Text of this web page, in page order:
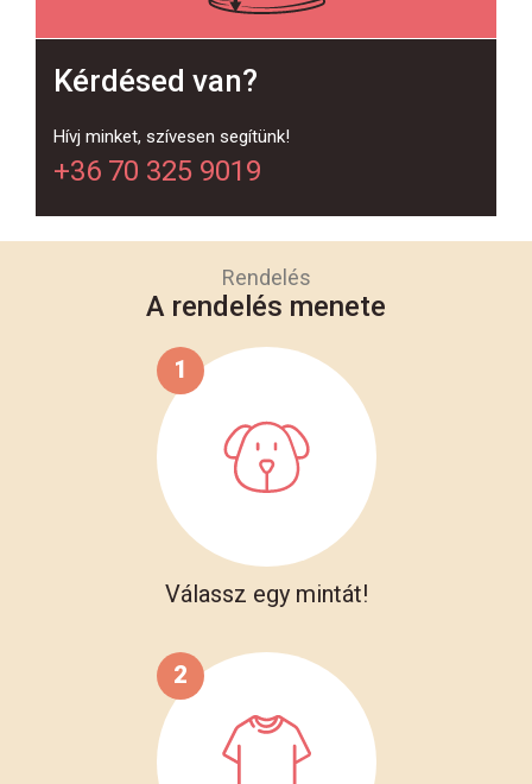
Kérdésed van?
Hívj minket, szívesen segítünk!
+36 70 325 9019
Rendelés
A rendelés menete
1
Válassz egy mintát!
2